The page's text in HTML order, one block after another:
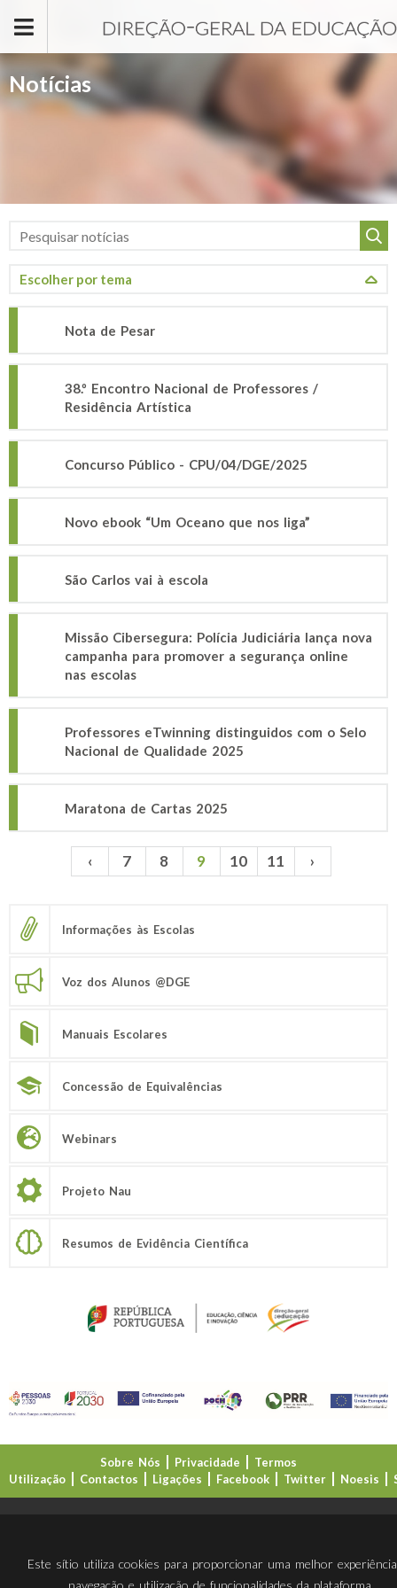
Notícias
Nota de Pesar
38.º Encontro Nacional de Professores /
Residência Artística
Concurso Público - CPU/04/DGE/2025
Novo ebook “Um Oceano que nos liga”
São Carlos vai à escola
Missão Cibersegura: Polícia Judiciária lança nova
campanha para promover a segurança online
nas escolas
Professores eTwinning distinguidos com o Selo
Nacional de Qualidade 2025
Maratona de Cartas 2025
Páginas ‹ 7 8 9 10 11 ›
Informações às Escolas
Voz dos Alunos @DGE
Manuais Escolares
Concessão de Equivalências
Webinars
Projeto Nau
Resumos de Evidência Científica
Sobre Nós Privacidade
Termos
Utilização
Contactos Ligações Facebook Twitter Noesis
Este sítio utiliza cookies para proporcionar uma melhor
navegação e utilização de funcionalidades da plataforma.